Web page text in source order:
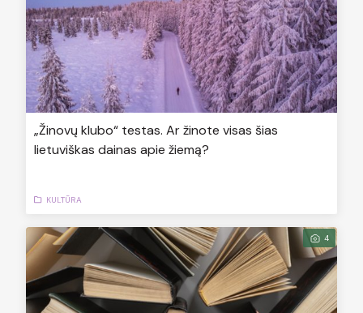
„Žinovų klubo“ testas. Ar žinote visas šias
lietuviškas dainas apie žiemą?
KULTŪRA
4